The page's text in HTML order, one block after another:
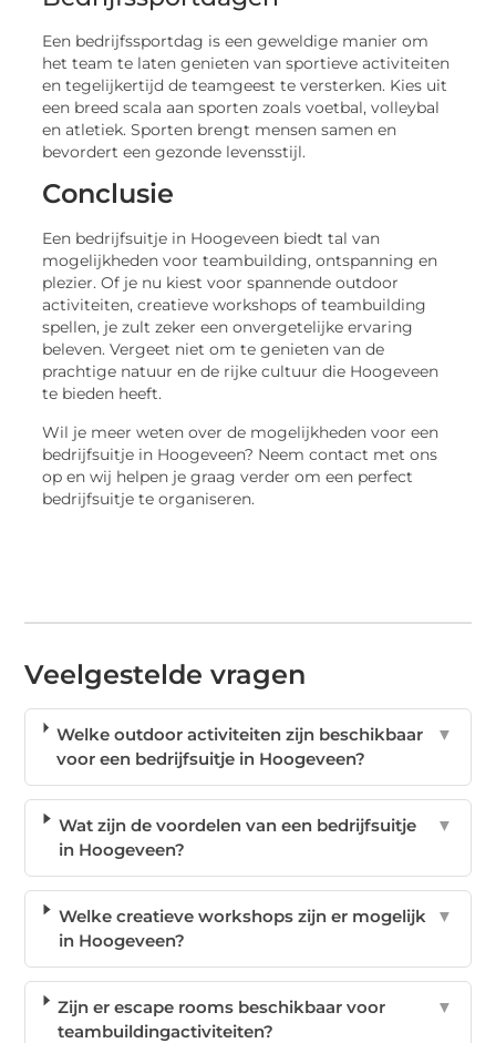
Een bedrijfssportdag is een geweldige manier om
het team te laten genieten van sportieve activiteiten
en tegelijkertijd de teamgeest te versterken. Kies uit
een breed scala aan sporten zoals voetbal, volleybal
en atletiek. Sporten brengt mensen samen en
bevordert een gezonde levensstijl.
Conclusie
Een bedrijfsuitje in Hoogeveen biedt tal van
mogelijkheden voor teambuilding, ontspanning en
plezier. Of je nu kiest voor spannende outdoor
activiteiten, creatieve workshops of teambuilding
spellen, je zult zeker een onvergetelijke ervaring
beleven. Vergeet niet om te genieten van de
prachtige natuur en de rijke cultuur die Hoogeveen
te bieden heeft.
Wil je meer weten over de mogelijkheden voor een
bedrijfsuitje in Hoogeveen? Neem contact met ons
op en wij helpen je graag verder om een perfect
bedrijfsuitje te organiseren.
Veelgestelde vragen
Welke outdoor activiteiten zijn beschikbaar
voor een bedrijfsuitje in Hoogeveen?
▼
Wat zijn de voordelen van een bedrijfsuitje
in Hoogeveen?
▼
Welke creatieve workshops zijn er mogelijk
in Hoogeveen?
▼
Zijn er escape rooms beschikbaar voor
teambuildingactiviteiten?
▼